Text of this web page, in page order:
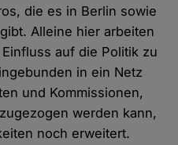
die es in Berlin sowie
Alleine hier arbeiten
auf die Politik zu
in ein Netz
und Kommissionen,
werden kann,
noch erweitert.